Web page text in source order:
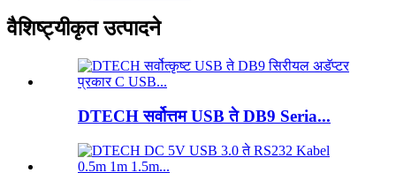
वैशिष्ट्यीकृत उत्पादने
DTECH सर्वोत्तम USB ते DB9 Seria...